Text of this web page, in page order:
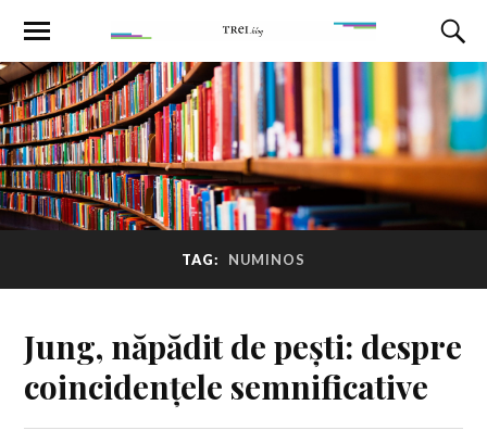
TAG: NUMINOS
Jung, năpădit de pești: despre
coincidențele semnificative